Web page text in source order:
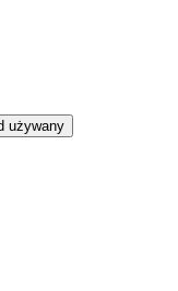
używany